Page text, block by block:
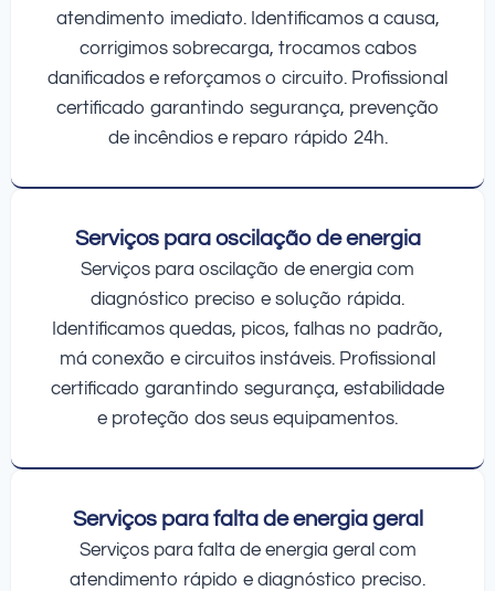
atendimento imediato. Identificamos a causa,
corrigimos sobrecarga, trocamos cabos
danificados e reforçamos o circuito. Profissional
certificado garantindo segurança, prevenção
de incêndios e reparo rápido 24h.
Serviços para oscilação de energia
Serviços para oscilação de energia com
diagnóstico preciso e solução rápida.
Identificamos quedas, picos, falhas no padrão,
má conexão e circuitos instáveis. Profissional
certificado garantindo segurança, estabilidade
e proteção dos seus equipamentos.
Serviços para falta de energia geral
Serviços para falta de energia geral com
atendimento rápido e diagnóstico preciso.